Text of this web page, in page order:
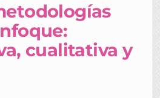
cualitativa y